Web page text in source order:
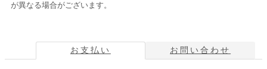
が異なる場合がございます。
お支払い お問い合わせ